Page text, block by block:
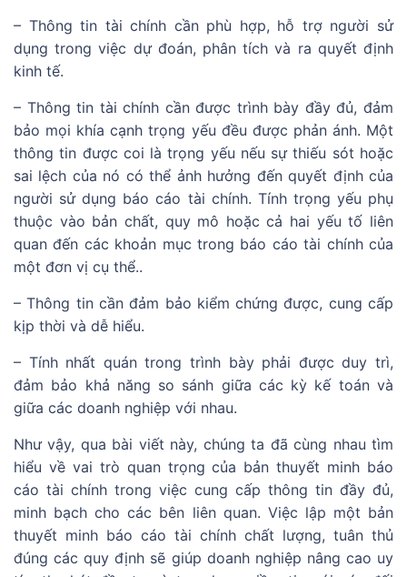
– Thông tin tài chính cần phù hợp, hỗ trợ người sử
dụng trong việc dự đoán, phân tích và ra quyết định
kinh tế.
– Thông tin tài chính cần được trình bày đầy đủ, đảm
bảo mọi khía cạnh trọng yếu đều được phản ánh. Một
thông tin được coi là trọng yếu nếu sự thiếu sót hoặc
sai lệch của nó có thể ảnh hưởng đến quyết định của
người sử dụng báo cáo tài chính. Tính trọng yếu phụ
thuộc vào bản chất, quy mô hoặc cả hai yếu tố liên
quan đến các khoản mục trong báo cáo tài chính của
một đơn vị cụ thể..
– Thông tin cần đảm bảo kiểm chứng được, cung cấp
kịp thời và dễ hiểu.
– Tính nhất quán trong trình bày phải được duy trì,
đảm bảo khả năng so sánh giữa các kỳ kế toán và
giữa các doanh nghiệp với nhau.
Như vậy, qua bài viết này, chúng ta đã cùng nhau tìm
hiểu về vai trò quan trọng của bản thuyết minh báo
cáo tài chính trong việc cung cấp thông tin đầy đủ,
minh bạch cho các bên liên quan. Việc lập một bản
thuyết minh báo cáo tài chính chất lượng, tuân thủ
đúng các quy định sẽ giúp doanh nghiệp nâng cao uy